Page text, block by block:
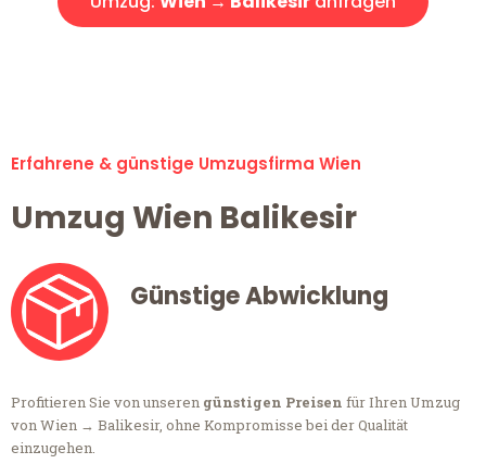
Erfahrene & günstige Umzugsfirma Wien
Umzug Wien Balikesir
Günstige Abwicklung
Profitieren Sie von unseren günstigen Preisen für Ihren Umzug
von Wien → Balikesir, ohne Kompromisse bei der Qualität
einzugehen.